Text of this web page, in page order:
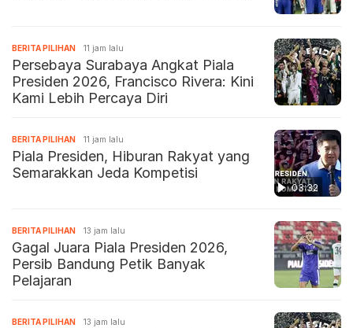
BERITA PILIHAN 11 jam lalu
Persebaya Surabaya Angkat Piala
Presiden 2026, Francisco Rivera: Kini
Kami Lebih Percaya Diri
03:32
BERITA PILIHAN 11 jam lalu
Piala Presiden, Hiburan Rakyat yang
Semarakkan Jeda Kompetisi
BERITA PILIHAN 13 jam lalu
Gagal Juara Piala Presiden 2026,
Persib Bandung Petik Banyak
Pelajaran
BERITA PILIHAN 13 jam lalu